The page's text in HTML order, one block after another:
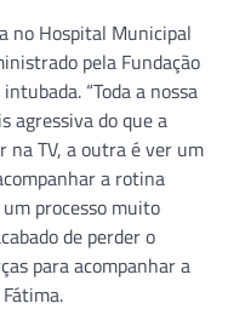
no Hospital Municipal
pela Fundação
“Toda a nossa
agressiva do que a
na TV, a outra é ver um
a rotina
processo muito
de perder o
para acompanhar a